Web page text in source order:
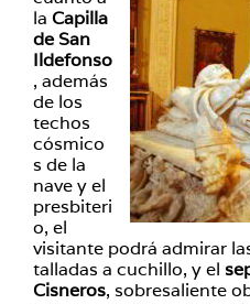
la Capilla
de San
Ildefonso
, además
de los
techos
cósmico
s de la
nave y el
presbiteri
o, el
visitante podrá admirar
talladas a cuchillo, y el
Cisneros, sobresaliente